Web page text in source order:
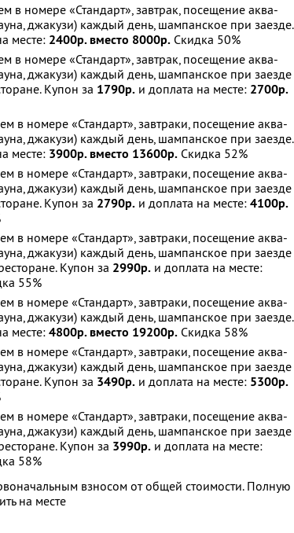
в номере «Стандарт», завтрак, посещение аква-
джакузи) каждый день, шампанское при заезде.
месте: 2400р. вместо 8000р. Скидка 50%
в номере «Стандарт», завтрак, посещение аква-
джакузи) каждый день, шампанское при заезде
Купон за 1790р. и доплата на месте: 2700р.
в номере «Стандарт», завтраки, посещение аква-
джакузи) каждый день, шампанское при заезде.
месте: 3900р. вместо 13600р. Скидка 52%
в номере «Стандарт», завтраки, посещение аква-
джакузи) каждый день, шампанское при заезде
Купон за 2790р. и доплата на месте: 4100р.
в номере «Стандарт», завтраки, посещение аква-
джакузи) каждый день, шампанское при заезде
Купон за 2990р. и доплата на месте:
55%
в номере «Стандарт», завтраки, посещение аква-
джакузи) каждый день, шампанское при заезде.
месте:4800р. вместо 19200р. Скидка 58%
в номере «Стандарт», завтраки, посещение аква-
джакузи) каждый день, шампанское при заезде
Купон за 3490р. и доплата на месте: 5300р.
в номере «Стандарт», завтраки, посещение аква-
джакузи) каждый день, шампанское при заезде
Купон за 3990р. и доплата на месте:
58%
взносом от общей стоимости. Полную
на месте